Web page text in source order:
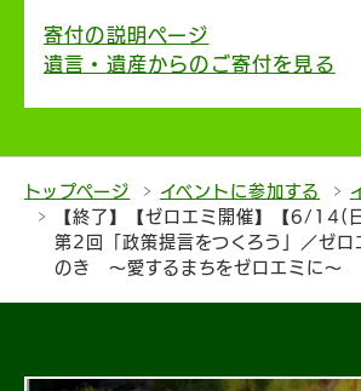
寄付の説明ページ
遺言・遺産からのご寄付を見る
トップページ イベントに参加する
【終了】【ゼロエミ開催】【6/
第2回「政策提言をつくろう」／ゼロ
のき 〜愛するまちをゼロエミに〜